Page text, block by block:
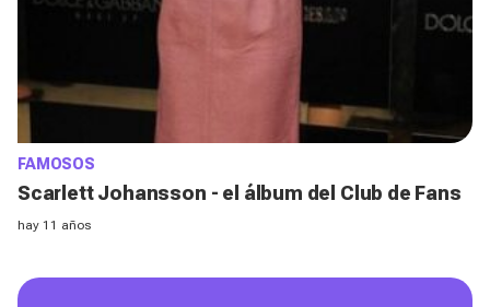
FAMOSOS
Scarlett Johansson - el álbum del Club de Fans
hay 11 años